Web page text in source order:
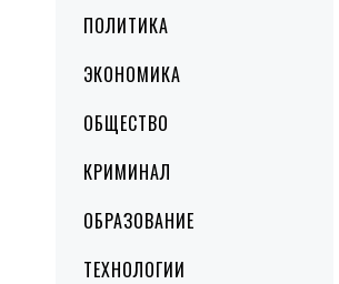
MenuПОЛИТИКА
ЭКОНОМИКА
ОБЩЕСТВО
КРИМИНАЛ
ОБРАЗОВАНИЕ
ТЕХНОЛОГИИ